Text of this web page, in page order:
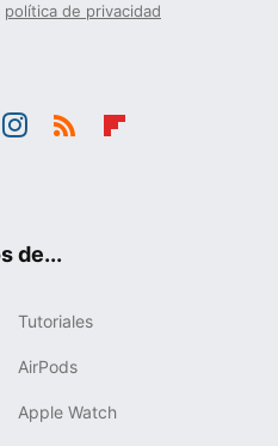
política de privacidad
de...
Tutoriales
AirPods
Apple Watch